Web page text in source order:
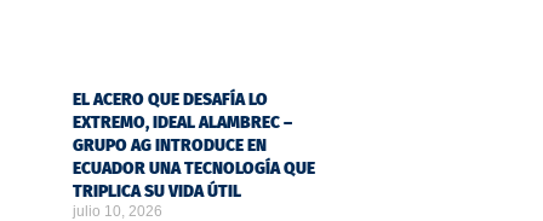
EL ACERO QUE DESAFÍA LO
EXTREMO, IDEAL ALAMBREC –
GRUPO AG INTRODUCE EN
ECUADOR UNA TECNOLOGÍA QUE
TRIPLICA SU VIDA ÚTIL
julio 10, 2026